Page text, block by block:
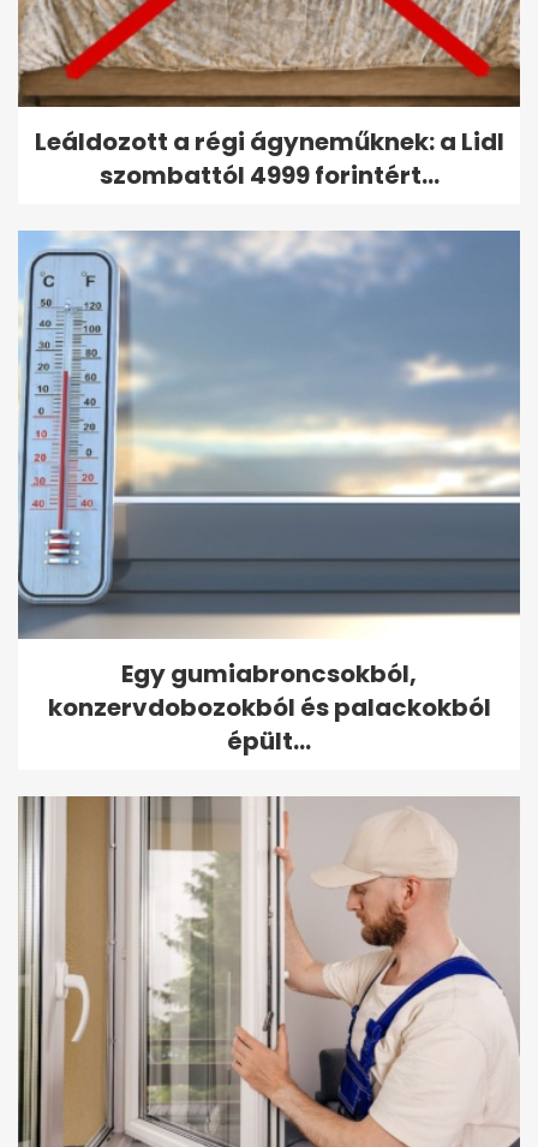
Leáldozott a régi ágyneműknek: a Lidl
szombattól 4999 forintért...
Egy gumiabroncsokból,
konzervdobozokból és palackokból
épült...